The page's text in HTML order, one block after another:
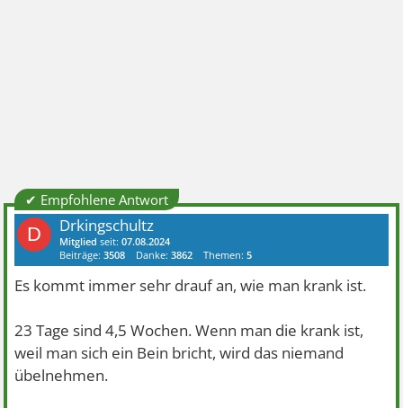
✔ Empfohlene Antwort
D Drkingschultz
Mitglied seit:07.08.2024
Beiträge:3508 Danke:3862 Themen:5
Es kommt immer sehr drauf an, wie man krank ist.
23 Tage sind 4,5 Wochen. Wenn man die krank ist,
weil man sich ein Bein bricht, wird das niemand
übelnehmen.